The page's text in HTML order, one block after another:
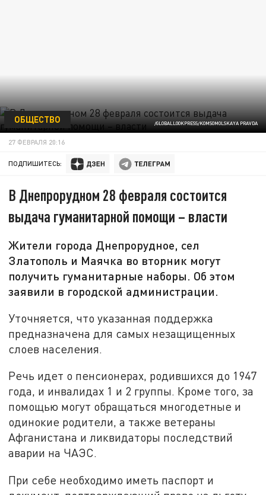
/GLOBALLOOKPRESS/KOMSOMOLSKAYA PRAVDA
ОБЩЕСТВО
27 ФЕВРАЛЯ 20:16
ПОДПИШИТЕСЬ:
В Днепрорудном 28 февраля состоится
выдача гуманитарной помощи – власти
Жители города Днепрорудное, сел
Златополь и Маячка во вторник могут
получить гуманитарные наборы. Об этом
заявили в городской администрации.
Уточняется, что указанная поддержка
предназначена для самых незащищенных
слоев населения.
Речь идет о пенсионерах, родившихся до 1947
года, и инвалидах 1 и 2 группы. Кроме того, за
помощью могут обращаться многодетные и
одинокие родители, а также ветераны
Афганистана и ликвидаторы последствий
аварии на ЧАЭС.
При себе необходимо иметь паспорт и